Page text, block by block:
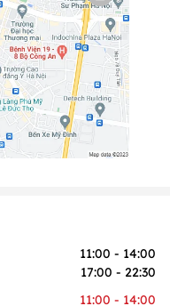
11:00 - 14:00
17:00 - 22:30
11:00 - 14:00